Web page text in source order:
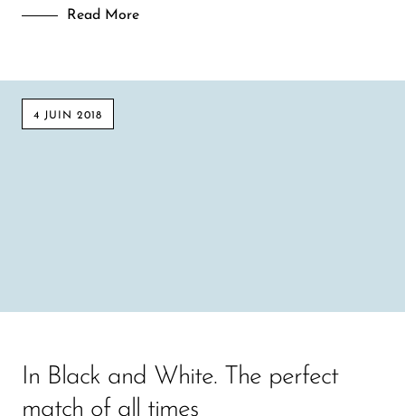
Read More
4 JUIN 2018
In Black and White. The perfect
match of all times